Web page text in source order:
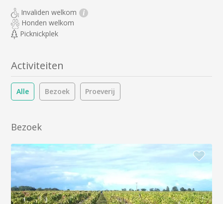
Invaliden welkom i
Honden welkom
Picknickplek
Activiteiten
Alle Bezoek Proeverij
Bezoek